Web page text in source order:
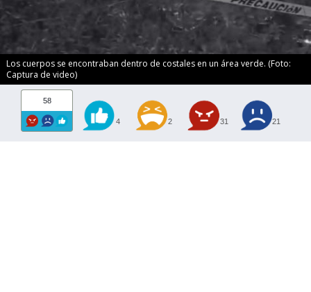
Los cuerpos se encontraban dentro de costales en un área verde. (Foto:
Captura de video)
58
4 2 31 21